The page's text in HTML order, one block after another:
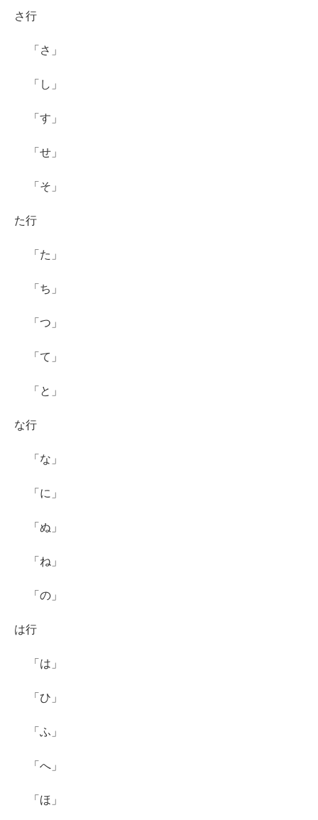
さ行
「さ」
「し」
「す」
「せ」
「そ」
た行
「た」
「ち」
「つ」
「て」
「と」
な行
「な」
「に」
「ぬ」
「ね」
「の」
は行
「は」
「ひ」
「ふ」
「へ」
「ほ」